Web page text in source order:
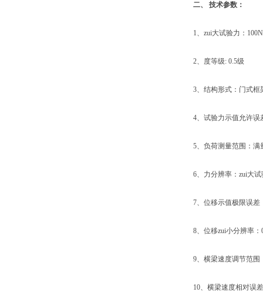
二、 技术参数：
1、zui大试验力：100N
2、度等级: 0.5级
3、结构形式：门式框
4、试验力示值允许误
5、负荷测量范围：满
6、力分辨率：zui大试
7、位移示值极限误差
8、位移zui小分辨率：
9、横梁速度调节范围：
10、横梁速度相对误差